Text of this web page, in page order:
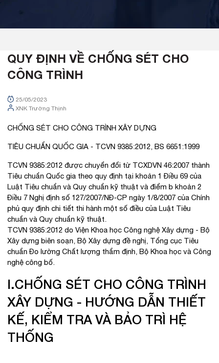
QUY ĐỊNH VỀ CHỐNG SÉT CHO
CÔNG TRÌNH
25/05/2023
XNK Trường Thịnh
CHỐNG SÉT CHO CÔNG TRÌNH XÂY DỰNG
TIÊU CHUẨN QUỐC GIA - TCVN 9385:2012, BS 6651:1999
TCVN 9385:2012 được chuyển đổi từ TCXDVN 46:2007 thành
Tiêu chuẩn Quốc gia theo quy định tại khoản 1 Điều 69 của
Luật Tiêu chuẩn và Quy chuẩn kỹ thuật và điểm b khoản 2
Điều 7 Nghị định số 127/2007/NĐ-CP ngày 1/8/2007 của Chính
phủ quy định chi tiết thi hành một số điều của Luật Tiêu
chuẩn và Quy chuẩn kỹ thuật.
TCVN 9385:2012 do Viện Khoa học Công nghệ Xây dựng - Bộ
Xây dựng biên soạn, Bộ Xây dựng đề nghị, Tổng cục Tiêu
chuẩn Đo lường Chất lượng thẩm định, Bộ Khoa học và Công
nghệ công bố.
I.CHỐNG SÉT CHO CÔNG TRÌNH
XÂY DỰNG - HƯỚNG DẪN THIẾT
KẾ, KIỂM TRA VÀ BẢO TRÌ HỆ
THỐNG